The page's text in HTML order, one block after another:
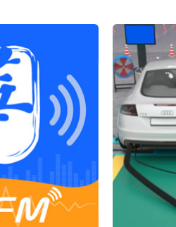
，辰兴发展(02286.HK)涨